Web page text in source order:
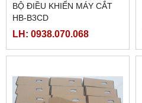
BỘ ĐIỀU KHIỂN MÁY CẮT
HB-B3CD
LH: 0938.070.068